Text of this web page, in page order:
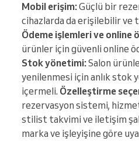
Mobil erişim:Güçlü bir
cihazlarda da erişilebilir ve
Ödeme işlemleri ve online
ürünler için güvenli online
Stok yönetimi:Salon
yenilenmesi için anlık stok
içermeli. Özelleştirme
rezervasyon sistemi,
stilist takvimi ve iletişim
marka ve işleyişine göre